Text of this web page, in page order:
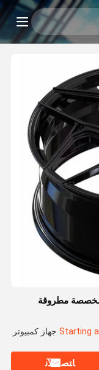
مخصصة مطروقة
MOQ：4 جهاز كمبيوتر
ﺎﺘﺼﻟ ﺍﻶﻧ